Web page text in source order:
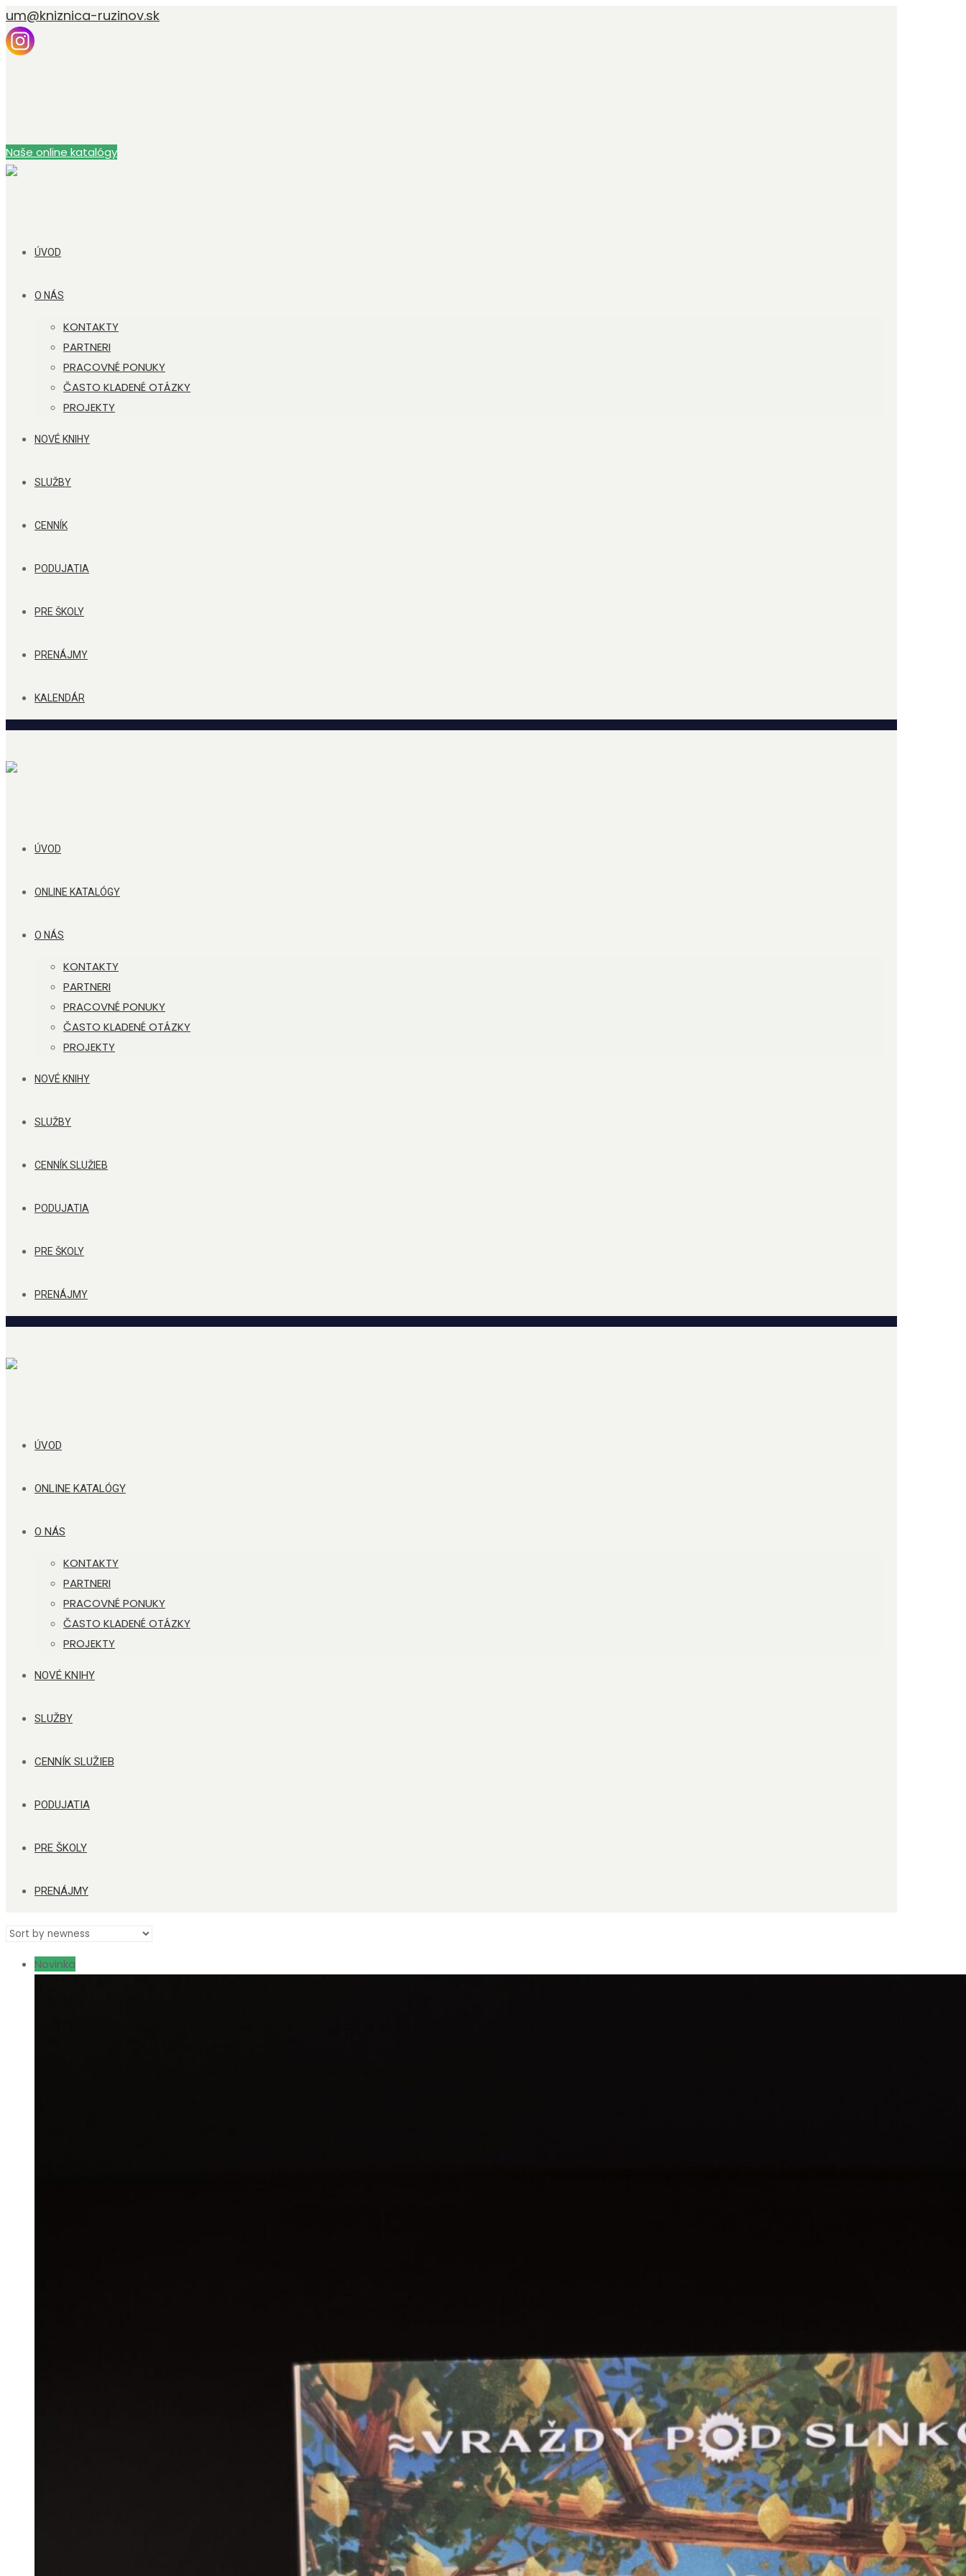
um@kniznica-ruzinov.sk
Naše online katalógy
ÚVOD
O NÁS
KONTAKTY
PARTNERI
PRACOVNÉ PONUKY
ČASTO KLADENÉ OTÁZKY
PROJEKTY
NOVÉ KNIHY
SLUŽBY
CENNÍK
PODUJATIA
PRE ŠKOLY
PRENÁJMY
KALENDÁR
ÚVOD
ONLINE KATALÓGY
O NÁS
KONTAKTY
PARTNERI
PRACOVNÉ PONUKY
ČASTO KLADENÉ OTÁZKY
PROJEKTY
NOVÉ KNIHY
SLUŽBY
CENNÍK SLUŽIEB
PODUJATIA
PRE ŠKOLY
PRENÁJMY
ÚVOD
ONLINE KATALÓGY
O NÁS
KONTAKTY
PARTNERI
PRACOVNÉ PONUKY
ČASTO KLADENÉ OTÁZKY
PROJEKTY
NOVÉ KNIHY
SLUŽBY
CENNÍK SLUŽIEB
PODUJATIA
PRE ŠKOLY
PRENÁJMY
Novinka